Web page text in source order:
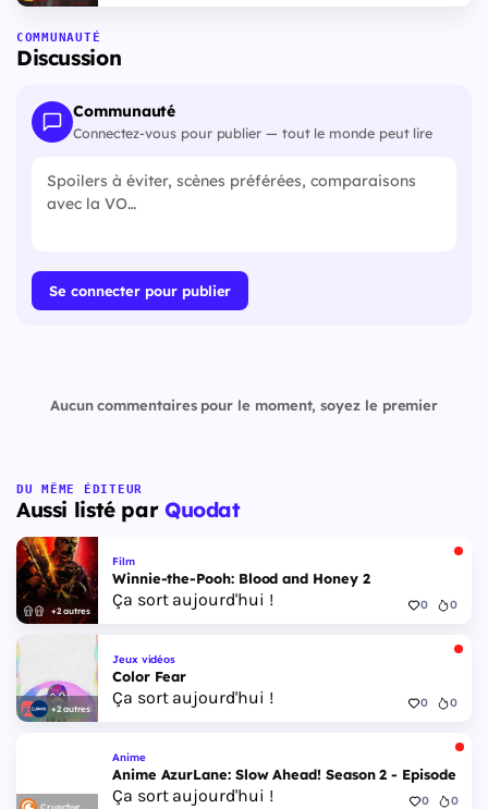
COMMUNAUTÉ
Discussion
Communauté
Connectez-vous pour publier — tout le monde peut lire
Se connecter pour publier
Aucun commentaires pour le moment, soyez le premier
DU MÊME ÉDITEUR
Aussi listé par Quodat
+2 autres
Film
Winnie-the-Pooh: Blood and Honey 2
Ça sort aujourd'hui ! 0 0
+2 autres
Jeux vidéos
Color Fear
Ça sort aujourd'hui ! 0 0
Crunchyroll
Anime
Anime AzurLane: Slow Ahead! Season 2 - Episode 6
Ça sort aujourd'hui ! 0 0